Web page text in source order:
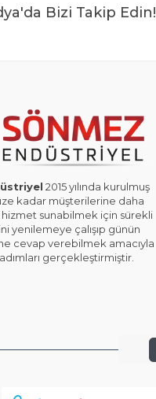
Bizi Takip Edin!
2015 yılında kurulmuş
kadar müşterilerine daha
sunabilmek için sürekli
yenilemeye çalışıp günün
cevap verebilmek amacıyla
gerçekleştirmiştir.